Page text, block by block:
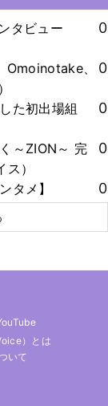
タビュー
0
Omoinotake、
0
た初出場組
0
～ZION～ 完
）
0
タメ】 0
）とは
いて